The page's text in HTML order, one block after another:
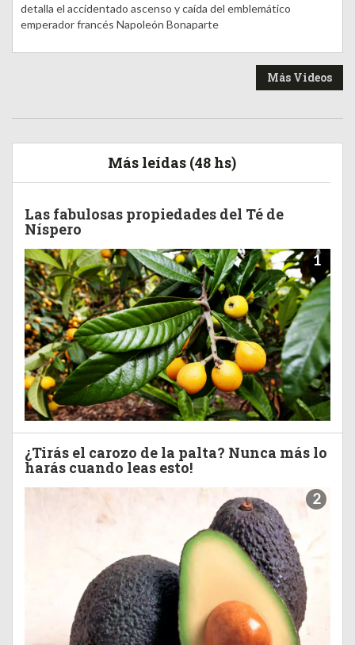
detalla el accidentado ascenso y caída del emblemático
emperador francés Napoleón Bonaparte
Más Videos
Más leídas (48 hs)
Las fabulosas propiedades del Té de
Níspero
1
¿Tirás el carozo de la palta? Nunca más lo
harás cuando leas esto!
2